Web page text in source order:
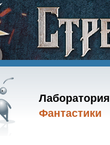
Лаборатория
Фантастики